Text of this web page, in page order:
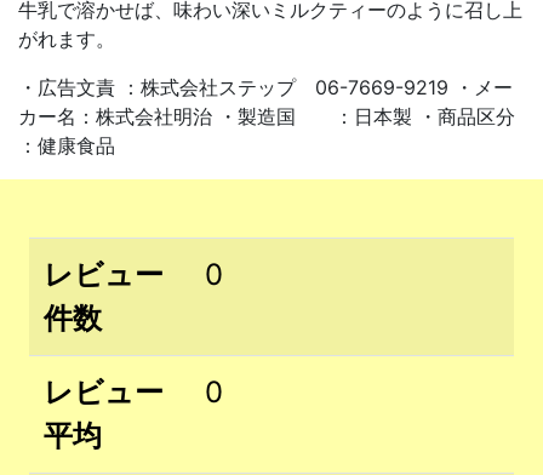
牛乳で溶かせば、味わい深いミルクティーのように召し上
がれます。
・広告文責 ：株式会社ステップ 06-7669-9219 ・メー
カー名：株式会社明治 ・製造国 ：日本製 ・商品区分
：健康食品
レビュー
件数
0
レビュー
平均
0